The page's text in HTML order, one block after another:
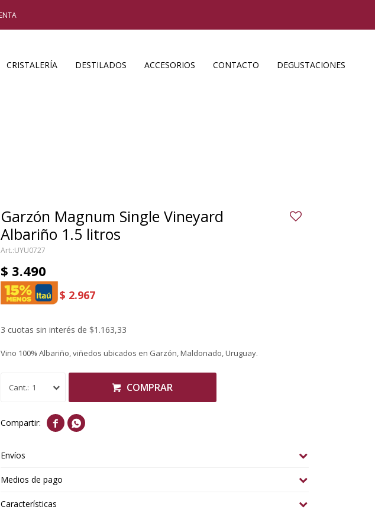
CRISTALERÍA DESTILADOS ACCESORIOS CONTACTO DEGUSTACIONES
Garzón Magnum Single Vineyard
Albariño 1.5 litros
UYU0727
$ 3.490
$ 2.967
3 cuotas sin interés de $1.163,33
Vino 100% Albariño, viñedos ubicados en Garzón, Maldonado, Uruguay.
1 COMPRAR
 
Envíos
Medios de pago
Características